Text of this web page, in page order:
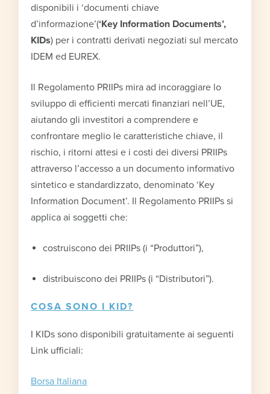
disponibili i ‘documenti chiave
d’informazione’(‘Key Information Documents’,
KIDs) per i contratti derivati negoziati sul mercato
IDEM ed EUREX.
Il Regolamento PRIIPs mira ad incoraggiare lo
sviluppo di efficienti mercati finanziari nell’UE,
aiutando gli investitori a comprendere e
confrontare meglio le caratteristiche chiave, il
rischio, i ritorni attesi e i costi dei diversi PRIIPs
attraverso l’accesso a un documento informativo
sintetico e standardizzato, denominato ‘Key
Information Document’. Il Regolamento PRIIPs si
applica ai soggetti che:
costruiscono dei PRIIPs (i “Produttori”),
distribuiscono dei PRIIPs (i “Distributori”).
COSA SONO I KID?
I KIDs sono disponibili gratuitamente ai seguenti
Link ufficiali:
Borsa Italiana